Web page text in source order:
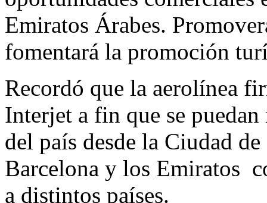
Emiratos Árabes.
fomentará la promoción
Recordó que la aerolínea
Interjet a fin que se
del país desde la Ciudad
Barcelona y los Emiratos
a distintos países.